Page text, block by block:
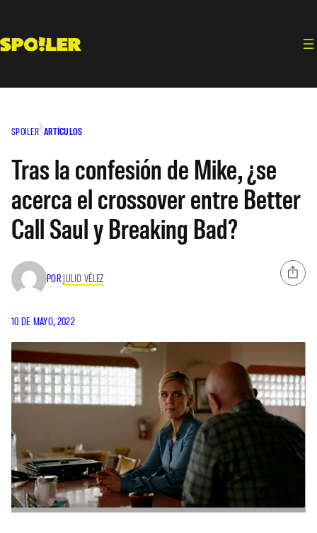
contenido
SPOILER ARTÍCULOS
Tras la confesión de Mike, ¿se
acerca el crossover entre Better
Call Saul y Breaking Bad?
POR JULIO VÉLEZ
10 DE MAYO, 2022